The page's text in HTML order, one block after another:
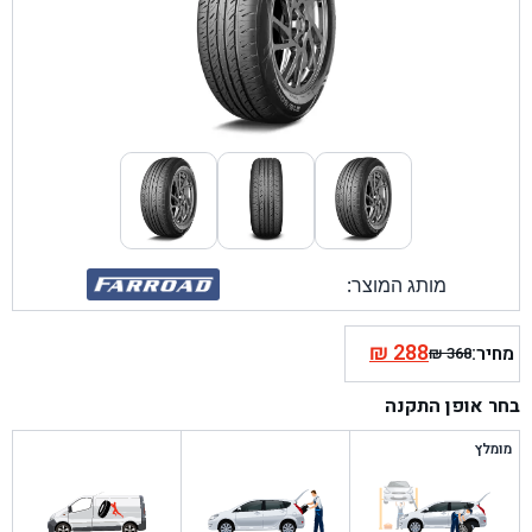
מותג המוצר:
מחיר: ₪368
המחיר
המקורי
היה:
₪288המחיר
הנוכחי
הוא:
בחר אופן התקנה
מומלץ